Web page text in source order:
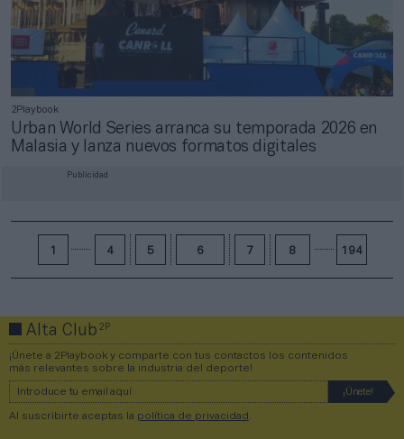
Publicidad
2Playbook
Urban World Series arranca su temporada 2026 en
Malasia y lanza nuevos formatos digitales
1 4 5 6 7 8 194
Alta Club2P
¡Únete a 2Playbook y comparte con tus contactos los contenidos
más relevantes sobre la industria del deporte!
Al suscribirte aceptas la política de privacidad